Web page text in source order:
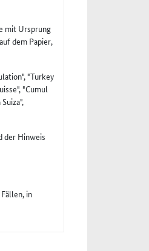
mit Ursprung
dem Papier,
"Turkey
"Cumul
der Hinweis
in